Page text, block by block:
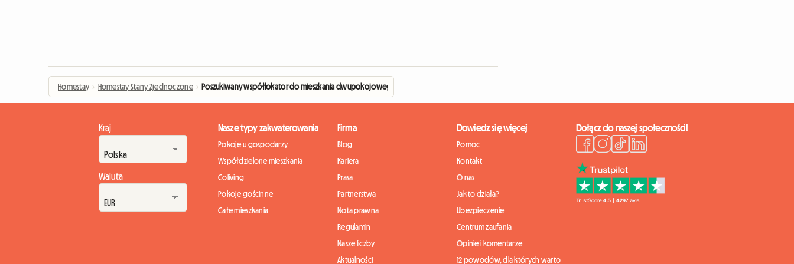
Homestay › Homestay Stany Zjednoczone › Poszukiwany współlokator do mieszkania dwupokojowego!
Kraj
Waluta
Nasze typy zakwaterowania
Pokoje u gospodarzy
Współdzielone mieszkania
Coliving
Pokoje gościnne
Całe mieszkania
Firma
Blog
Kariera
Prasa
Partnerstwa
Nota prawna
Regulamin
Nasze liczby
Aktualności
Dowiedz się więcej
Pomoc
Kontakt
O nas
Jak to działa?
Ubezpieczenie
Centrum zaufania
Opinie i komentarze
12 powodów, dla których warto
Dołącz do naszej społeczności!